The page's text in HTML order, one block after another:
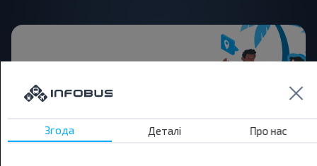
Бажаєте
подорожувати
дешевше?
Згода Деталі Про нас